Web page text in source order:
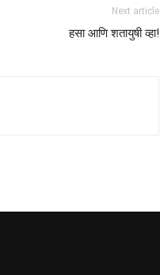
Next article
हसा आणि शतायुषी व्हा!